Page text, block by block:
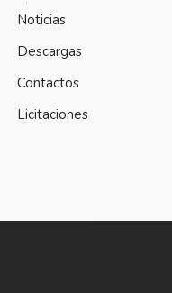
Noticias
Descargas
Contactos
Licitaciones